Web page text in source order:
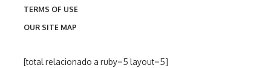
TERMS OF USE
OUR SITE MAP
[total relacionado a ruby=5 layout=5]